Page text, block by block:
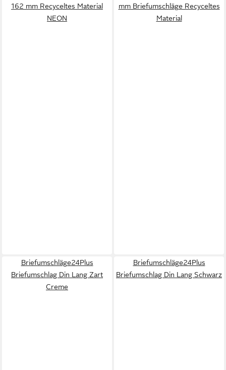
162 mm Recyceltes Material
NEON
mm Briefumschläge Recyceltes
Material
Briefumschläge24Plus
Briefumschlag Din Lang Zart
Creme
Briefumschläge24Plus
Briefumschlag Din Lang Schwarz